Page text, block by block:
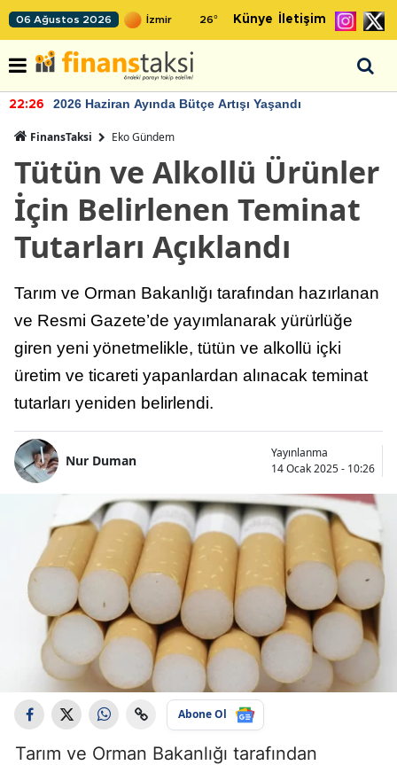
06 Ağustos 2026 26° Künye İletişim
22:26 2026 Haziran Ayında Bütçe Artışı Yaşandı
FinansTaksi Eko Gündem
Tütün ve Alkollü Ürünler
İçin Belirlenen Teminat
Tutarları Açıklandı
Tarım ve Orman Bakanlığı tarafından hazırlanan
ve Resmi Gazete’de yayımlanarak yürürlüğe
giren yeni yönetmelikle, tütün ve alkollü içki
üretim ve ticareti yapanlardan alınacak teminat
tutarları yeniden belirlendi.
Nur Duman
Yayınlanma
14 Ocak 2025 - 10:26
Abone Ol
Tarım ve Orman Bakanlığı tarafından